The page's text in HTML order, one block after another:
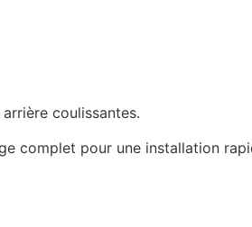
coulissantes.
complet pour une installation